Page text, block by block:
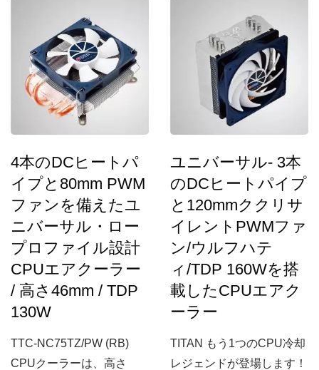
4本のDCヒートパ
イプと80mm PWM
ファンを備えたユ
ニバーサル・ロー
プロファイル設計
CPUエアクーラー
/ 高さ46mm / TDP
130W
TTC-NC75TZ/PW (RB)
CPUクーラーは、高さ
ユニバーサル- 3本
のDCヒートパイプ
と120mmククリサ
イレントPWMファ
ン/ウルフハテ
ィ/TDP 160Wを搭
載したCPUエアク
ーラー
TITAN もう1つのCPU冷却
レジェンドが登場します！